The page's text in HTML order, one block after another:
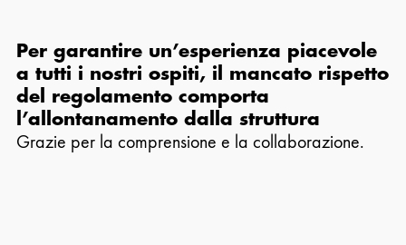
Per garantire un’esperienza piacevole
a tutti i nostri ospiti, il mancato rispetto
del regolamento comporta
l’allontanamento dalla struttura
Grazie per la comprensione e la collaborazione.